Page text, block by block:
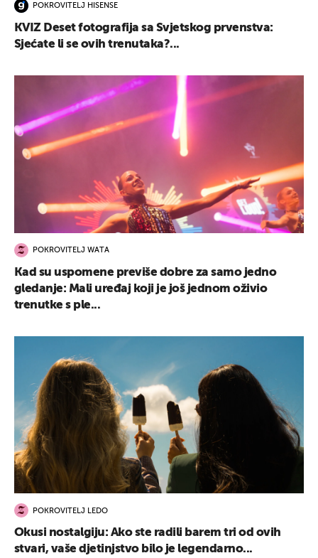
POKROVITELJ HISENSE
KVIZ Deset fotografija sa Svjetskog prvenstva:
Sjećate li se ovih trenutaka?...
POKROVITELJ WATA
Kad su uspomene previše dobre za samo jedno
gledanje: Mali uređaj koji je još jednom oživio
trenutke s ple...
POKROVITELJ LEDO
Okusi nostalgiju: Ako ste radili barem tri od ovih
stvari, vaše djetinjstvo bilo je legendarno...
UKLJUČITE NOTIFIKACIJE